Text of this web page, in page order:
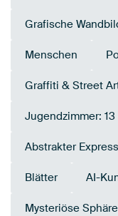
Grafische
Menschen
Graffiti & Street
Jugendzimmer: 13
Abstrakter
Blätter AI-
Mysteriöse